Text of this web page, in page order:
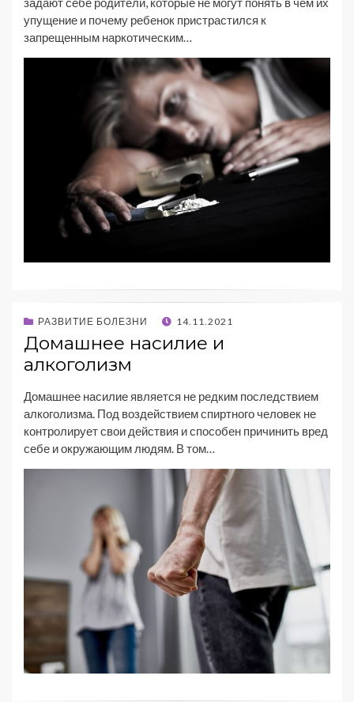
упущение и почему ребенок пристрастился к
запрещенным наркотическим…
РАЗВИТИЕ БОЛЕЗНИ 14.11.2021
Домашнее насилие и
алкоголизм
Домашнее насилие является не редким последствием
алкоголизма. Под воздействием спиртного человек не
контролирует свои действия и способен причинить вред
себе и окружающим людям. В том…